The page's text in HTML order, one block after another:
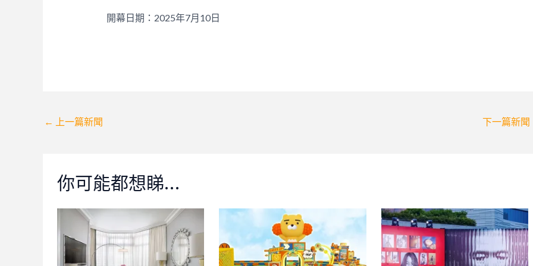
開幕日期：2025年7月10日
Post
← 上一篇新聞 下一篇新聞
你可能都想睇…